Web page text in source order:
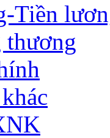
Tiền
thương